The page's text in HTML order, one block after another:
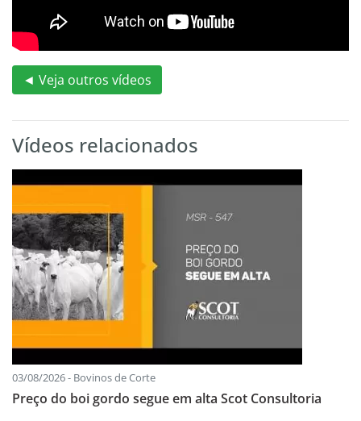
◄ Veja outros vídeos
Vídeos relacionados
03/08/2026 - Bovinos de Corte
Preço do boi gordo segue em alta Scot Consultoria